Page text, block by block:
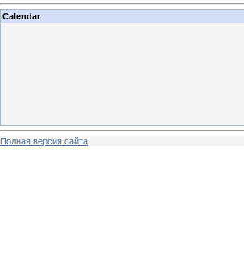
Calendar
Полная версия сайта